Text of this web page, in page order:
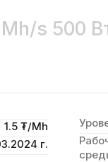
s 500
1.5 ₮/Mh
г.